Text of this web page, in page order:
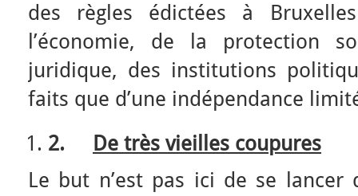
des règles édictées à
l’économie, de la protection
juridique, des institutions
faits que d’une indépendance
2.
De très vieilles coupures
Le but n’est pas ici de se